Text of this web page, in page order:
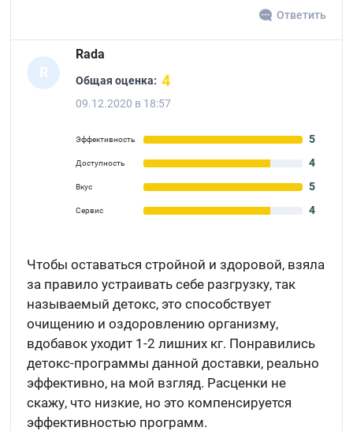
Ответить
R
Rada
Общая оценка: 4
09.12.2020 в 18:57
Эффективность 5
Доступность 4
Вкус 5
Сервис 4
Чтобы оставаться стройной и здоровой, взяла
за правило устраивать себе разгрузку, так
называемый детокс, это способствует
очищению и оздоровлению организму,
вдобавок уходит 1-2 лишних кг. Понравились
детокс-программы данной доставки, реально
эффективно, на мой взгляд. Расценки не
скажу, что низкие, но это компенсируется
эффективностью программ.